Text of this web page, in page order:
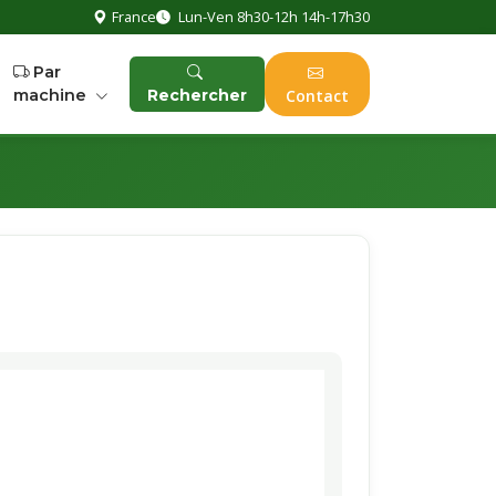
France Lun-Ven 8h30-12h 14h-17h30
Par
machine
Rechercher Contact